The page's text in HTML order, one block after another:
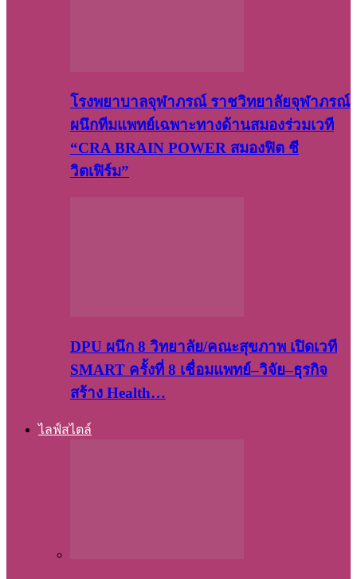
โรงพยาบาลจุฬาภรณ์ ราชวิทยาลัยจุฬาภรณ์
ผนึกทีมแพทย์เฉพาะทางด้านสมองร่วมเวที
“CRA BRAIN POWER สมองฟิต ชี
วิตเฟิร์ม”
DPU ผนึก 8 วิทยาลัย/คณะสุขภาพ เปิดเวที
SMART ครั้งที่ 8 เชื่อมแพทย์–วิจัย–ธุรกิจ
สร้าง Health…
ไลฟ์สไตล์